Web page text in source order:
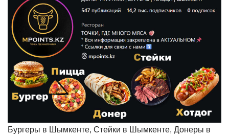
Бургеры в Шымкенте, Стейки в Шымкенте, Донеры в